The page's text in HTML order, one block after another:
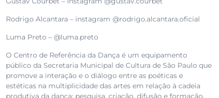
Rodrigo Alcantara – instagram @rodrigo.alcantara.oficial
Luma Preto – @luma.preto
O Centro de Referência da Dança é um equipamento
público da Secretaria Municipal de Cultura de São Paulo que
promove a interação e o diálogo entre as poéticas e
estéticas na multiplicidade das artes em relação à cadeia
produtiva da dança: pesquisa, criação, difusão e formação.